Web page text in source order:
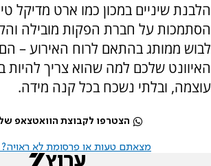
הלבנת שיניים במכון כמו ארט מדיקל
הסתמכות על חברת הפקות מובילה
לבוש ממותג בהתאם לרוח האירוע –
האיוונט שלכם למה שהוא צריך להיות
עוצמה, ובלתי נשכח בכל קנה מידה.
הצטרפו לקבוצת הוואטצאפ של
מצאתם טעות או פרסומת לא ראויה?